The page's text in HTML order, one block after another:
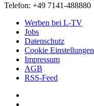
Telefon: +49 7141-488880
Werben bei L-TV
Jobs
Datenschutz
Cookie Einstellungen
Impressum
AGB
RSS-Feed